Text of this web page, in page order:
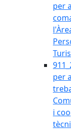
per
per
i